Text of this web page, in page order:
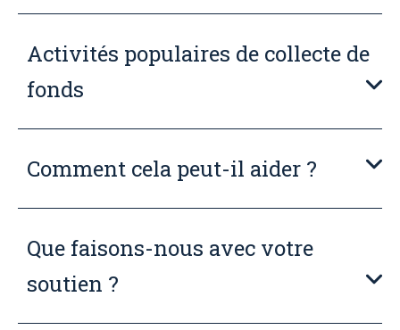
Activités populaires de collecte de
fonds
Comment cela peut-il aider ?
Que faisons-nous avec votre
soutien ?